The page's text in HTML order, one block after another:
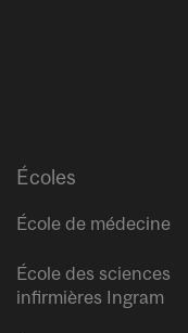
Écoles
École de médecine
École des sciences
infirmières Ingram